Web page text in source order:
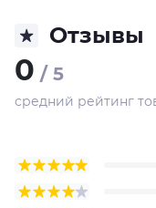
Отзывы
0 / 5
средний рейтинг